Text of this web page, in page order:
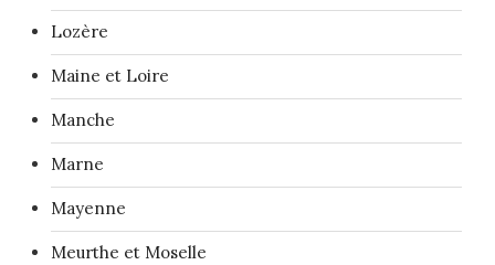
Lozère
Maine et Loire
Manche
Marne
Mayenne
Meurthe et Moselle